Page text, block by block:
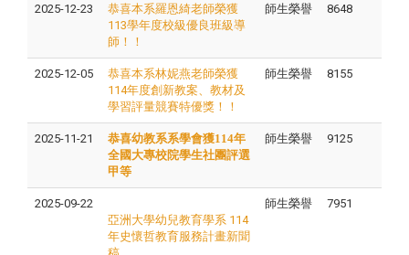
2025-12-23
恭喜本系羅恩綺老師榮獲
113學年度校級優良班級導
師！！
師生榮譽 8648
2025-12-05
恭喜本系林妮燕老師榮獲
114年度創新教案、教材及
學習評量競賽特優獎！！
師生榮譽 8155
2025-11-21
恭喜幼教系系學會獲114年
全國大專校院學生社團評選
甲等
師生榮譽 9125
2025-09-22
亞洲大學幼兒教育學系 114
年史懷哲教育服務計畫新聞
師生榮譽 7951